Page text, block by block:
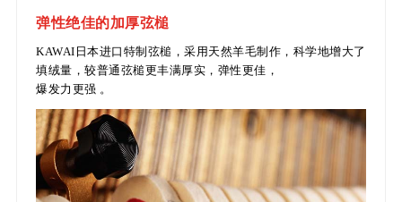
弹性绝佳的加厚弦槌
KAWAI日本进口特制弦槌，采用天然羊毛制作，科学地增大了
填绒量，较普通弦槌更丰满厚实，弹性更佳，
爆发力更强 。